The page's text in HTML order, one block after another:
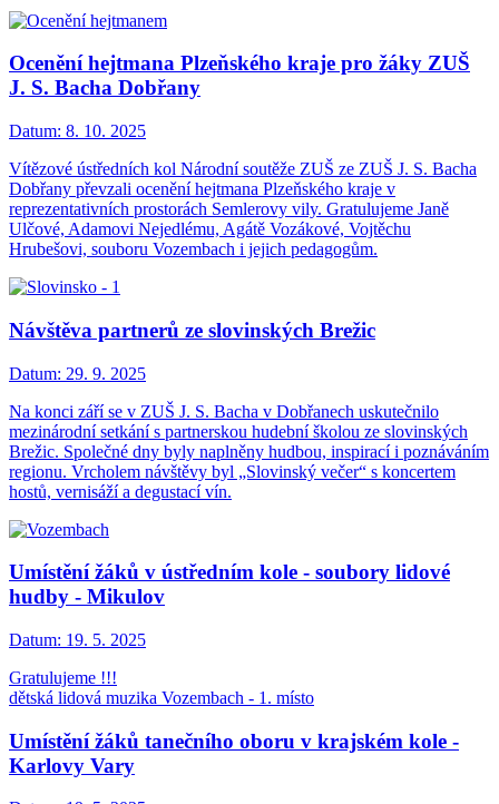
Ocenění hejtmana Plzeňského kraje pro žáky ZUŠ
J. S. Bacha Dobřany
Datum: 8. 10. 2025
Vítězové ústředních kol Národní soutěže ZUŠ ze ZUŠ J. S. Bacha
Dobřany převzali ocenění hejtmana Plzeňského kraje v
reprezentativních prostorách Semlerovy vily. Gratulujeme Janě
Ulčové, Adamovi Nejedlému, Agátě Vozákové, Vojtěchu
Hrubešovi, souboru Vozembach i jejich pedagogům.
Návštěva partnerů ze slovinských Brežic
Datum: 29. 9. 2025
Na konci září se v ZUŠ J. S. Bacha v Dobřanech uskutečnilo
mezinárodní setkání s partnerskou hudební školou ze slovinských
Brežic. Společné dny byly naplněny hudbou, inspirací i poznáváním
regionu. Vrcholem návštěvy byl „Slovinský večer“ s koncertem
hostů, vernisáží a degustací vín.
Umístění žáků v ústředním kole - soubory lidové
hudby - Mikulov
Datum: 19. 5. 2025
Gratulujeme !!!
dětská lidová muzika Vozembach - 1. místo
Umístění žáků tanečního oboru v krajském kole -
Karlovy Vary